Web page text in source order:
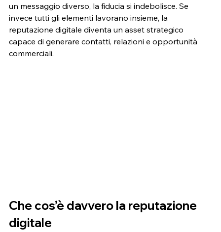
un messaggio diverso, la fiducia si indebolisce. Se
invece tutti gli elementi lavorano insieme, la
reputazione digitale diventa un asset strategico
capace di generare contatti, relazioni e opportunità
commerciali.
Che cos’è davvero la reputazione
digitale